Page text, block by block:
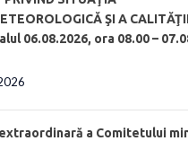
ŞI A
06.08.2026, ora 08.00 –
a Comitetului